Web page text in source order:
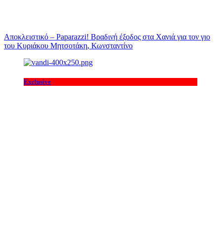
Αποκλειστικό – Paparazzi! Βραδινή έξοδος στα Χανιά για τον γιο
του Κυριάκου Μητσοτάκη, Κωνσταντίνο
Exclusive